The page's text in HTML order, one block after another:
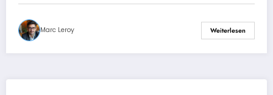
Marc Leroy Weiterlesen